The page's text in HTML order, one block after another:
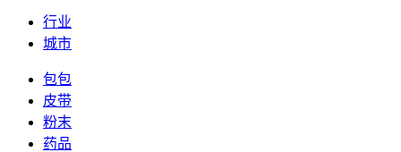
行业
城市
包包
皮带
粉末
药品